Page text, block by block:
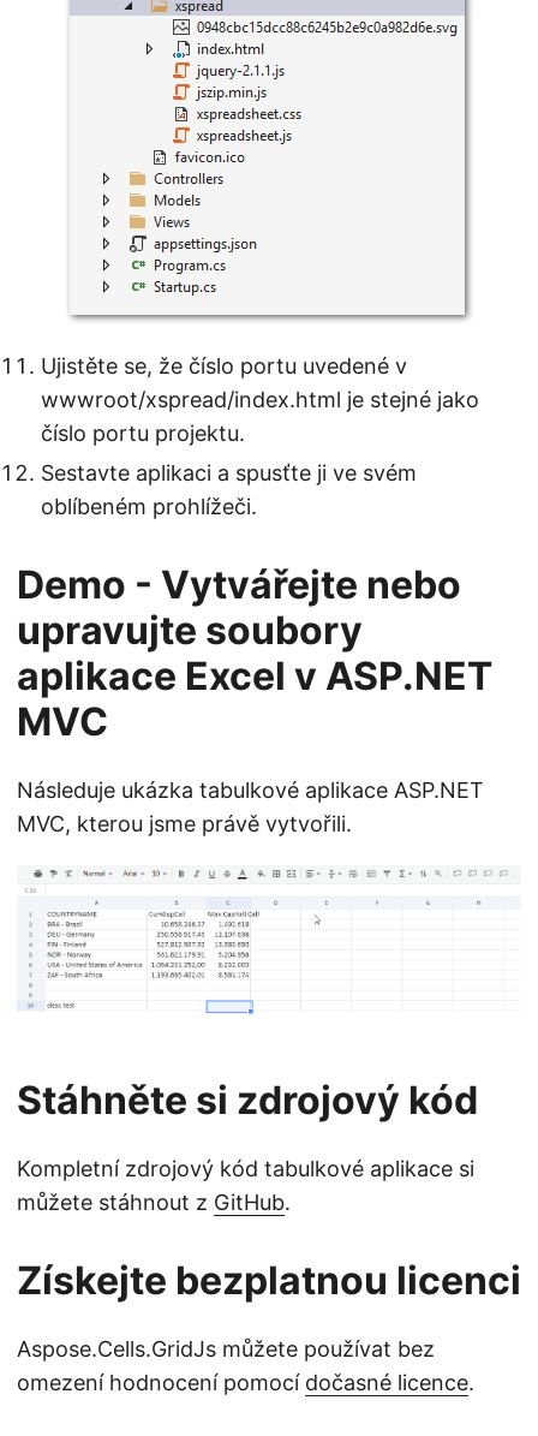
Ujistěte se, že číslo portu uvedené v
wwwroot/xspread/index.html je stejné jako
číslo portu projektu.
Sestavte aplikaci a spusťte ji ve svém
oblíbeném prohlížeči.
Demo - Vytvářejte nebo
upravujte soubory
aplikace Excel v ASP.NET
MVC
Následuje ukázka tabulkové aplikace ASP.NET
MVC, kterou jsme právě vytvořili.
Stáhněte si zdrojový kód
Kompletní zdrojový kód tabulkové aplikace si
můžete stáhnout z GitHub.
Získejte bezplatnou licenci
Aspose.Cells.GridJs můžete používat bez
omezení hodnocení pomocí dočasné licence.